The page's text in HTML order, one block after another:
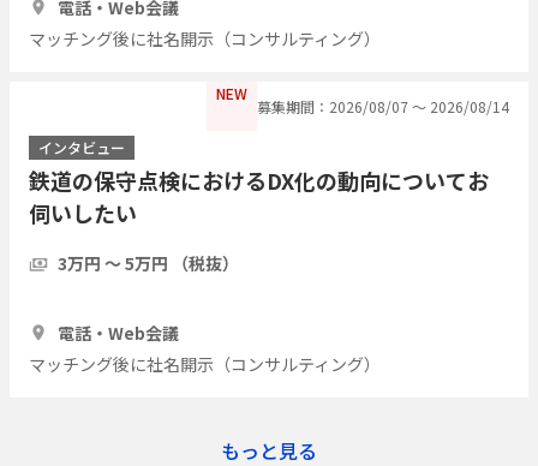
電話・Web会議
マッチング後に社名開示（コンサルティング）
NEW
募集期間：2026/08/07 〜 2026/08/14
インタビュー
鉄道の保守点検におけるDX化の動向についてお
伺いしたい
3万円 〜 5万円 （税抜）
電話・Web会議
マッチング後に社名開示（コンサルティング）
もっと見る